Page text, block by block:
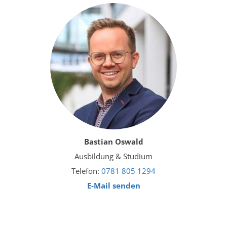
Bastian Oswald
Ausbildung & Studium
Telefon: 0781 805 1294
E-Mail senden